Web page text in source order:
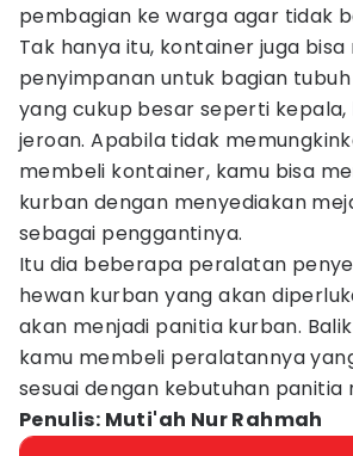
pembagian ke warga agar tidak
Tak hanya itu, kontainer juga
penyimpanan untuk bagian
yang cukup besar seperti kepala,
jeroan. Apabila tidak
membeli kontainer, kamu bisa
kurban dengan menyediakan
sebagai penggantinya.
Itu dia beberapa peralatan
hewan kurban yang akan
akan menjadi panitia kurban.
kamu membeli peralatannya
sesuai dengan kebutuhan panitia
Penulis: Muti'ah Nur Rahmah